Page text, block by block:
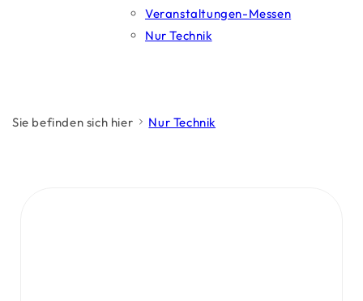
Veranstaltungen-Messen
Nur Technik
Sie befinden sich hier Nur Technik